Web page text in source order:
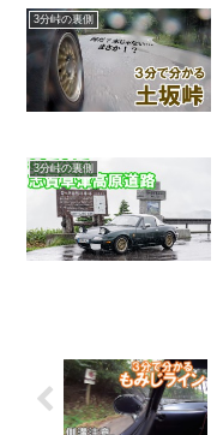
3分峠の裏側
3分峠の裏側